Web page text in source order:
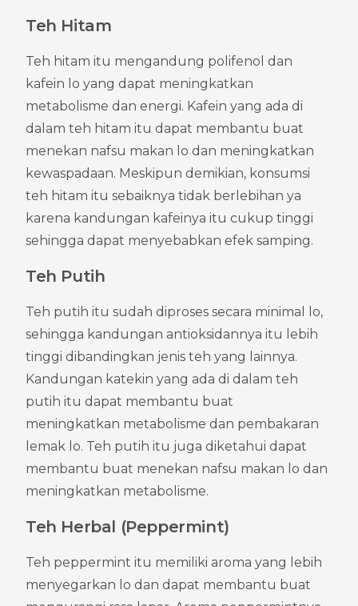
Teh Hitam
Teh hitam itu mengandung polifenol dan
kafein lo yang dapat meningkatkan
metabolisme dan energi. Kafein yang ada di
dalam teh hitam itu dapat membantu buat
menekan nafsu makan lo dan meningkatkan
kewaspadaan. Meskipun demikian, konsumsi
teh hitam itu sebaiknya tidak berlebihan ya
karena kandungan kafeinya itu cukup tinggi
sehingga dapat menyebabkan efek samping.
Teh Putih
Teh putih itu sudah diproses secara minimal lo,
sehingga kandungan antioksidannya itu lebih
tinggi dibandingkan jenis teh yang lainnya.
Kandungan katekin yang ada di dalam teh
putih itu dapat membantu buat
meningkatkan metabolisme dan pembakaran
lemak lo. Teh putih itu juga diketahui dapat
membantu buat menekan nafsu makan lo dan
meningkatkan metabolisme.
Teh Herbal (Peppermint)
Teh peppermint itu memiliki aroma yang lebih
menyegarkan lo dan dapat membantu buat